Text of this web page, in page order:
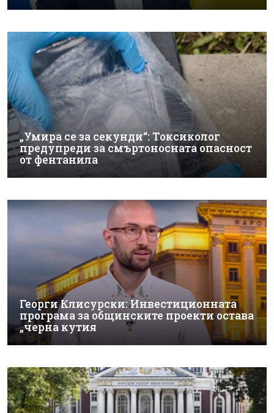
„Умира се за секунди“: Токсиколог
предупреди за смъртоносната опасност
от фентанила
Георги Клисурски: Инвестиционната
програма за общинските проекти остава
„черна кутия